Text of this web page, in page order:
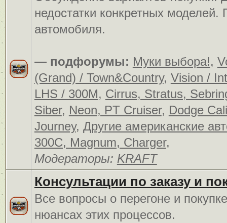
недостатки конкретных
автомобиля.
— подфорумы: Муки выбора!,
(Grand) / Town&Country, Vision /
LHS / 300M, Cirrus, Stratus,
Siber, Neon, PT Cruiser, Dodge
Journey, Другие американские
300C, Magnum, Charger,
Модераторы: KRAFT
Консультации по заказу и
Все вопросы о перегоне и
нюансах этих процессов.